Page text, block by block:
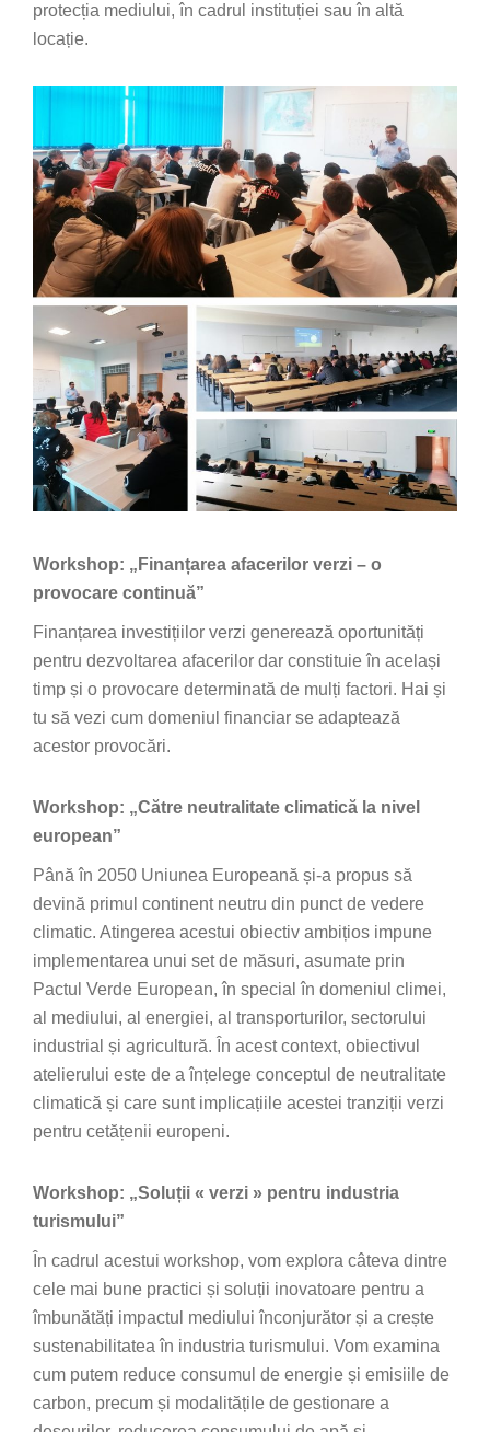
protecția mediului, în cadrul instituției sau în altă
locație.
Workshop: „Finanțarea afacerilor verzi – o
provocare continuă”
Finanțarea investițiilor verzi generează oportunități
pentru dezvoltarea afacerilor dar constituie în același
timp și o provocare determinată de mulți factori. Hai și
tu să vezi cum domeniul financiar se adaptează
acestor provocări.
Workshop: „Către neutralitate climatică la nivel
european”
Până în 2050 Uniunea Europeană și-a propus să
devină primul continent neutru din punct de vedere
climatic. Atingerea acestui obiectiv ambițios impune
implementarea unui set de măsuri, asumate prin
Pactul Verde European, în special în domeniul climei,
al mediului, al energiei, al transporturilor, sectorului
industrial și agricultură. În acest context, obiectivul
atelierului este de a înțelege conceptul de neutralitate
climatică și care sunt implicațiile acestei tranziții verzi
pentru cetățenii europeni.
Workshop: „Soluții « verzi » pentru industria
turismului”
În cadrul acestui workshop, vom explora câteva dintre
cele mai bune practici și soluții inovatoare pentru a
îmbunătăți impactul mediului înconjurător și a crește
sustenabilitatea în industria turismului. Vom examina
cum putem reduce consumul de energie și emisiile de
carbon, precum și modalitățile de gestionare a